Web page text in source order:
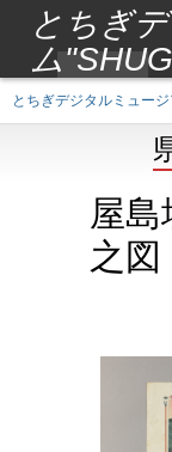
とちぎ
ム
とちぎデジタルミュー
屋
之図